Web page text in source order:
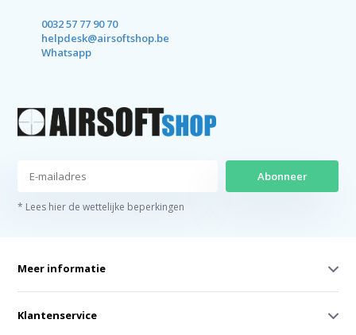
0032 57 77 90 70
helpdesk@airsoftshop.be
Whatsapp
Abonneer
* Lees hier de wettelijke beperkingen
Meer informatie
Klantenservice